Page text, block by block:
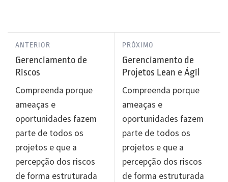
ANTERIOR
Gerenciamento de
Riscos
Compreenda porque
ameaças e
oportunidades fazem
parte de todos os
projetos e que a
percepção dos riscos
de forma estruturada
PRÓXIMO
Gerenciamento de
Projetos Lean e Ágil
Compreenda porque
ameaças e
oportunidades fazem
parte de todos os
projetos e que a
percepção dos riscos
de forma estruturada